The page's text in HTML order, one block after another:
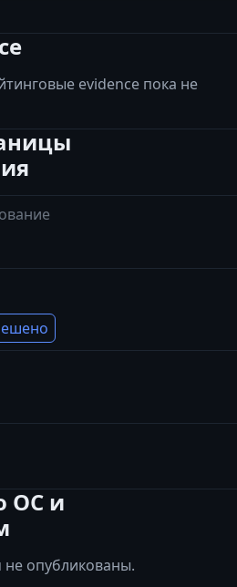
evidence пока не
ОС и
опубликованы.